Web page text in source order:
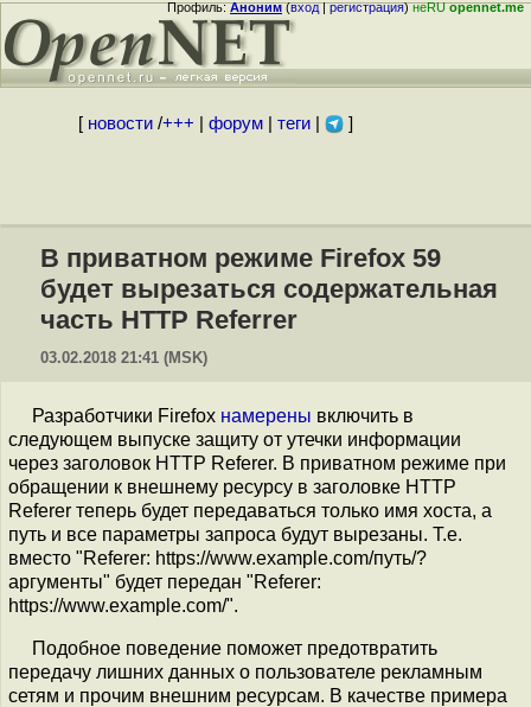
Профиль:Аноним(вход|регистрация)неRUopennet.me
[ новости/+++ форум| теги| ]
В приватном режиме Firefox 59
будет вырезаться содержательная
часть HTTP Referrer
03.02.2018 21:41 (MSK)
Разработчики Firefox намерены включить в
следующем выпуске защиту от утечки информации
через заголовок HTTP Referer. В приватном режиме при
обращении к внешнему ресурсу в заголовке HTTP
Referer теперь будет передаваться только имя хоста, а
путь и все параметры запроса будут вырезаны. Т.е.
вместо "Referer: https://www.example.com/путь/?
аргументы" будет передан "Referer:
https://www.example.com/".
Подобное поведение поможет предотвратить
передачу лишних данных о пользователе рекламным
сетям и прочим внешним ресурсам. В качестве примера